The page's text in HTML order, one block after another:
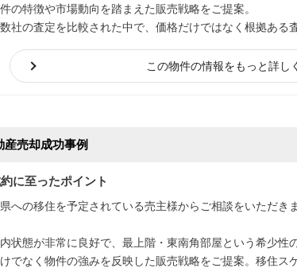
の特徴や市場動向を踏まえた販売戦略をご提案。
社の査定を比較された中で、価格だけではなく根拠ある
この物件の情報をもっと詳し
売却成功事例
に至ったポイント
への移住を予定されている売主様からご相談をいただき
状態が非常に良好で、最上階・東南角部屋という希少性
でなく物件の強みを反映した販売戦略をご提案。移住ス